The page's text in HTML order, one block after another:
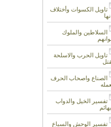
تاويل الكسوات وأختلاف
السلاطين والملوك
تاويل الحرب والاسلحة
الصناع واصحاب الحرف
تفسير الخيل والدواب
تفسير الوحش والسباع